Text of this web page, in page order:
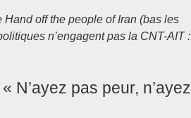
Hand off the people of Iran (bas les
n’engagent pas la CNT-AIT :
N’ayez pas peur, n’ayez